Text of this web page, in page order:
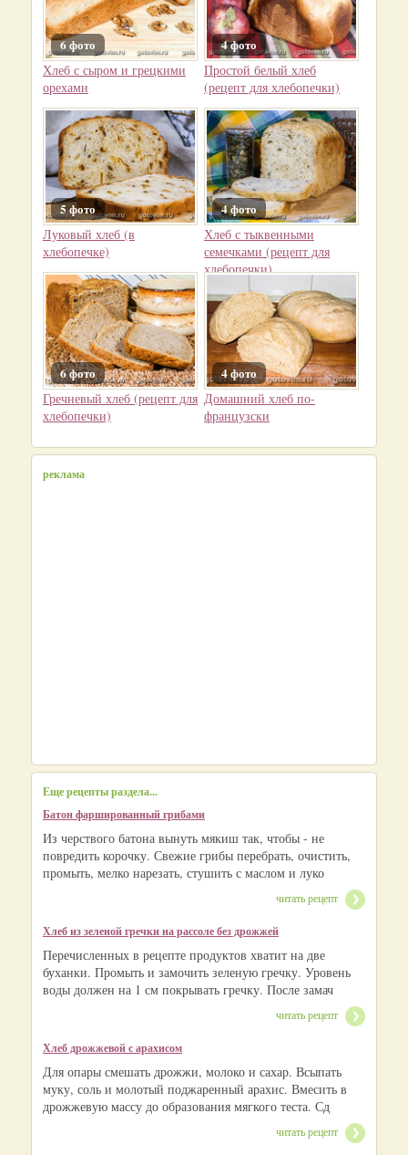
6 фото
Хлеб с сыром и грецкими
орехами
4 фото
Простой белый хлеб
(рецепт для хлебопечки)
5 фото
Луковый хлеб (в
хлебопечке)
4 фото
Хлеб с тыквенными
семечками (рецепт для
хлебопечки)
6 фото
Гречневый хлеб (рецепт для
хлебопечки)
4 фото
Домашний хлеб по-
французски
реклама
Еще рецепты раздела...
Батон фаршированный грибами
Из черствого батона вынуть мякиш так, чтобы - не
повредить корочку. Свежие грибы перебрать, очистить,
промыть, мелко нарезать, стушить с маслом и луко
читать рецепт
Хлеб из зеленой гречки на рассоле без дрожжей
Перечисленных в рецепте продуктов хватит на две
буханки. Промыть и замочить зеленую гречку. Уровень
воды должен на 1 см покрывать гречку. После замач
читать рецепт
Хлеб дрожжевой с арахисом
Для опары смешать дрожжи, молоко и сахар. Всыпать
муку, соль и молотый поджаренный арахис. Вмесить в
дрожжевую массу до образования мягкого теста. Сд
читать рецепт